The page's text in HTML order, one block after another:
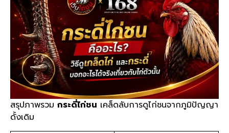
สรุปภาพรวม กระดี่ไก่ชน เคล็ดลับการดูไก่ชนจากภูมิปัญญา
ดั้งเดิม